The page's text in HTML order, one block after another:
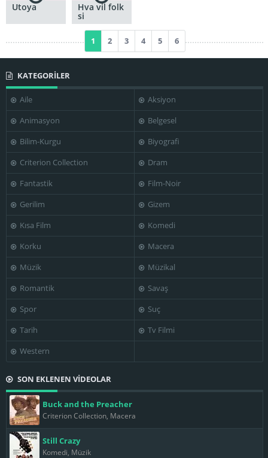
Utoya Hva vil folk
si
1 2 3 4 5 6
KATEGORİLER
Aile
Aksiyon
Animasyon
Belgesel
Bilim-Kurgu
Biyografi
Criterion Collection
Dram
Fantastik
Film-Noir
Gerilim
Gizem
Kısa Film
Komedi
Korku
Macera
Müzik
Müzikal
Romantik
Savaş
Spor
Suç
Tarih
Tv Filmi
Western
SON EKLENEN VİDEOLAR
Buck and the Preacher
Criterion Collection, Macera
Still Crazy
Komedi, Müzik